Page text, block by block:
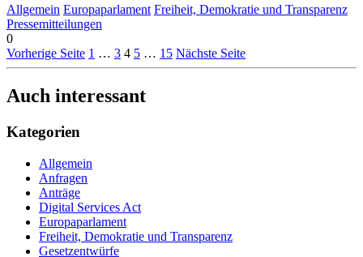
Allgemein Europaparlament Freiheit, Demokratie und Transparenz
Pressemitteilungen
0
Vorherige Seite 1 … 3 4 5 … 15 Nächste Seite
Auch interessant
Kategorien
Allgemein
Anfragen
Anträge
Digital Services Act
Europaparlament
Freiheit, Demokratie und Transparenz
Gesetzentwürfe